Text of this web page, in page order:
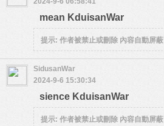
mean KduisanWar
提示: 作者被禁止或刪除 內容自動屏蔽
SidusanWar
2024-9-6 15:30:34
sience KduisanWar
提示: 作者被禁止或刪除 內容自動屏蔽